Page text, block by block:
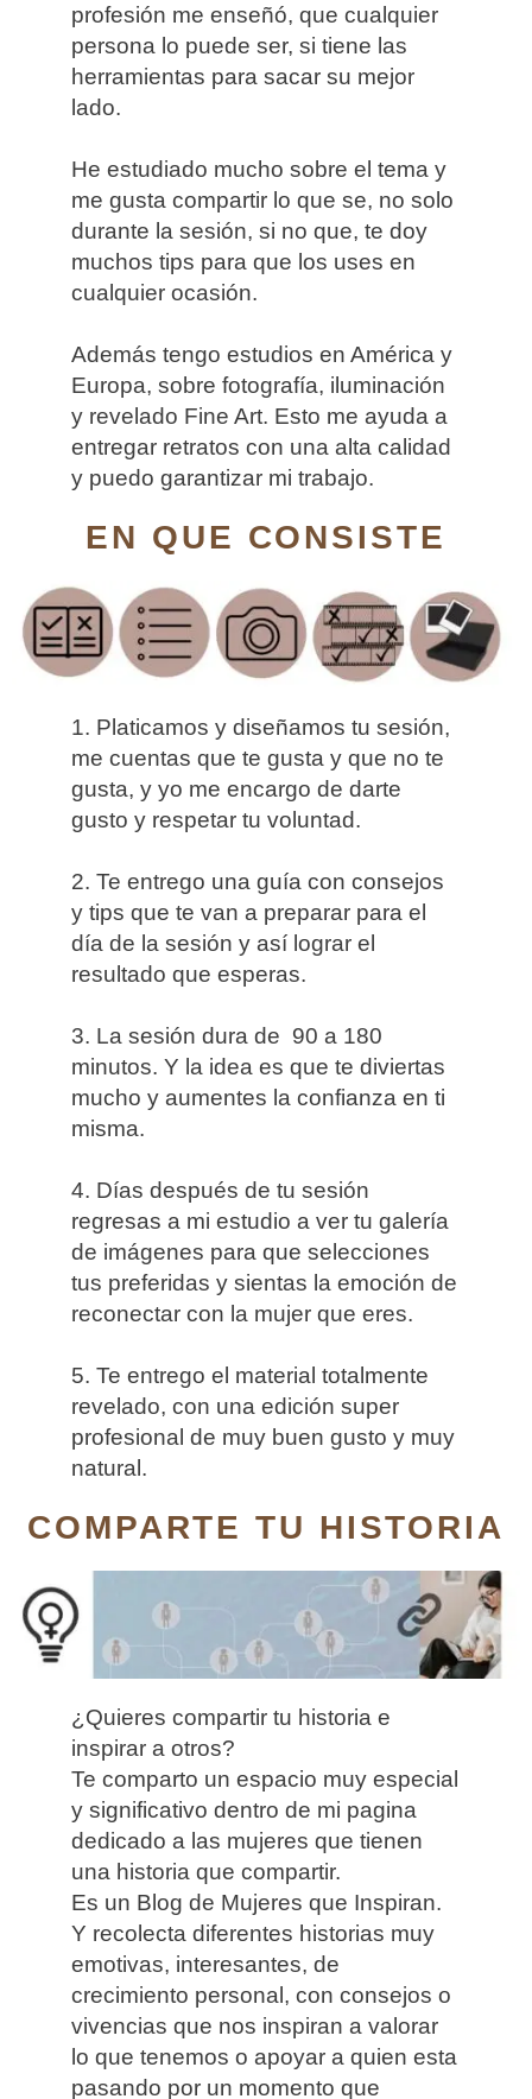
profesión me enseñó, que cualquier
persona lo puede ser, si tiene las
herramientas para sacar su mejor
lado.
He estudiado mucho sobre el tema y
me gusta compartir lo que se, no solo
durante la sesión, si no que, te doy
muchos tips para que los uses en
cualquier ocasión.
Además tengo estudios en América y
Europa, sobre fotografía, iluminación
y revelado Fine Art. Esto me ayuda a
entregar retratos con una alta calidad
y puedo garantizar mi trabajo.
EN QUE CONSISTE
1. Platicamos y diseñamos tu sesión,
me cuentas que te gusta y que no te
gusta, y yo me encargo de darte
gusto y respetar tu voluntad.
2. Te entrego una guía con consejos
y tips que te van a preparar para el
día de la sesión y así lograr el
resultado que esperas.
3. La sesión dura de 90 a 180
minutos. Y la idea es que te diviertas
mucho y aumentes la confianza en ti
misma.
4. Días después de tu sesión
regresas a mi estudio a ver tu galería
de imágenes para que selecciones
tus preferidas y sientas la emoción de
reconectar con la mujer que eres.
5. Te entrego el material totalmente
revelado, con una edición super
profesional de muy buen gusto y muy
natural.
COMPARTE TU HISTORIA
¿Quieres compartir tu historia e
inspirar a otros?
Te comparto un espacio muy especial
y significativo dentro de mi pagina
dedicado a las mujeres que tienen
una historia que compartir.
Es un Blog de Mujeres que Inspiran.
Y recolecta diferentes historias muy
emotivas, interesantes, de
crecimiento personal, con consejos o
vivencias que nos inspiran a valorar
lo que tenemos o apoyar a quien esta
pasando por un momento que